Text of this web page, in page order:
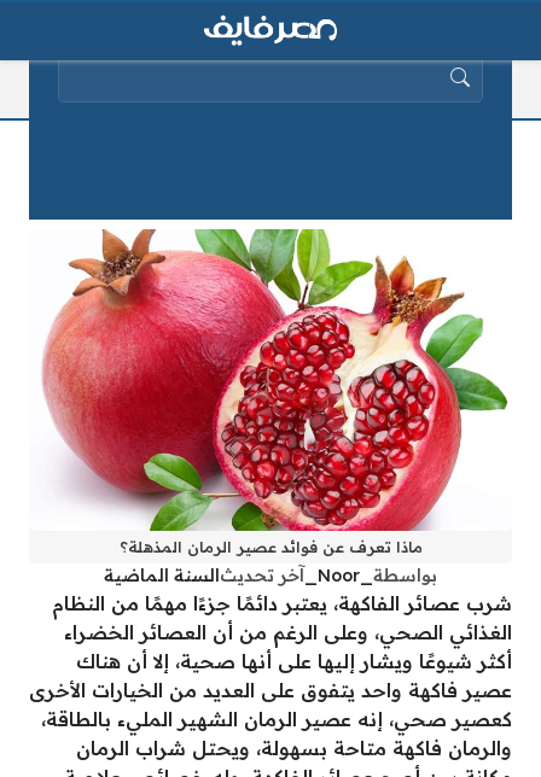
ماذا تعرف عن فوائد عصير الرمان المذهلة؟
بواسطة آخر تحديثالسنة الماضية
شرب عصائر الفاكهة، يعتبر دائمًا جزءًا مهمًا من النظام
الغذائي الصحي، وعلى الرغم من أن العصائر الخضراء
أكثر شيوعًا ويشار إليها على أنها صحية، إلا أن هناك
عصير فاكهة واحد يتفوق على العديد من الخيارات الأخرى
كعصير صحي، إنه عصير الرمان الشهير المليء بالطاقة،
والرمان فاكهة متاحة بسهولة، ويحتل شراب الرمان
البحث عن: